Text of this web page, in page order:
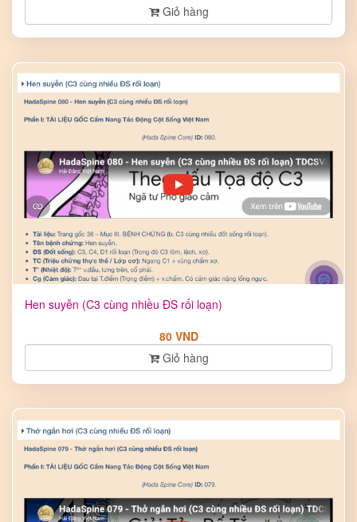
Giỏ hàng
Hen suyễn (C3 cùng nhiều ĐS rối loạn)
80 VND
Giỏ hàng